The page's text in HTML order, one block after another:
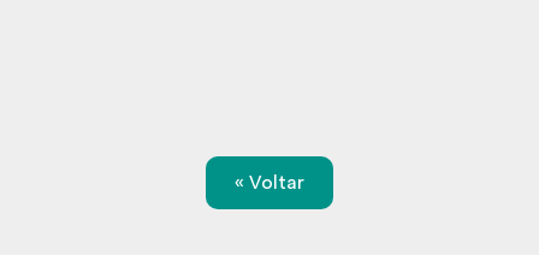
« Voltar